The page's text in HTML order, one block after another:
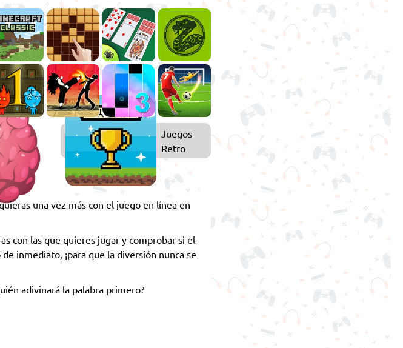
Juegos
Juegos
Retro
una vez más con el juego en línea en
con las que quieres jugar y comprobar si el
inmediato, ¡para que la diversión nunca se
adivinará la palabra primero?